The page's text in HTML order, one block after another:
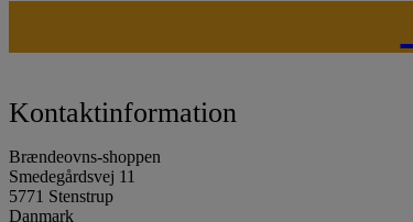
Kontaktinformation
Brændeovns-shoppen
Smedegårdsvej 11
5771 Stenstrup
Danmark